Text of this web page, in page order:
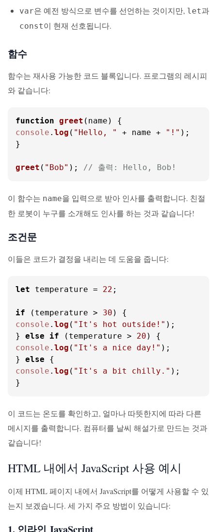
var은 예전 방식으로 변수를 선언하는 것이지만, let과
const이 현재 선호됩니다.
함수
함수는 재사용 가능한 코드 블록입니다. 프로그램의 레시피
와 같습니다:
function greet ( name
console . log ( "Hello, " + name + "!" );
}
greet ( "Bob" ); // 출력: Hello, Bob!
이 함수는 name을 입력으로 받아 인사를 출력합니다. 친절
한 로봇이 누구를 소개해도 인사를 하는 것과 같습니다!
조건문
이들은 코드가 결정을 내리는 데 도움을 줍니다:
let temperature = 22 ;
if (temperature > 30
console . log ( "It's hot outside!" );
} else if (temperature > 20
console . log ( "It's a nice day!" );
} else
console . log ( "It's a bit chilly." );
}
이 코드는 온도를 확인하고, 얼마나 따뜻한지에 따라 다른
메시지를 출력합니다. 컴퓨터를 날씨 해설가로 만드는 것과
같습니다!
HTML 내에서 JavaScript 사용 예시
이제 HTML 페이지 내에서 JavaScript를 어떻게 사용할 수 있
는지 보겠습니다. 세 가지 주요 방법이 있습니다: